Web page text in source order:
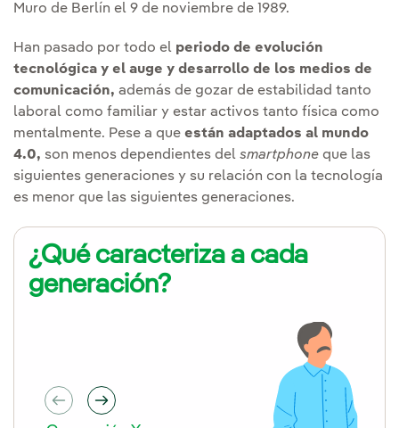
Muro de Berlín el 9 de noviembre de 1989.
Han pasado por todo el periodo de evolución
tecnológica y el auge y desarrollo de los medios de
comunicación, además de gozar de estabilidad tanto
laboral como familiar y estar activos tanto física como
mentalmente. Pese a que están adaptados al mundo
4.0, son menos dependientes del smartphone que las
siguientes generaciones y su relación con la tecnología
es menor que las siguientes generaciones.
¿Qué caracteriza a cada
generación?